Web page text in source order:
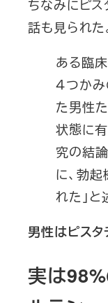
ちなみにピス
話も見られた
ある臨
４つか
た男性
状態に
究の結論
に、勃
れた」と
男性はピスタ
実は